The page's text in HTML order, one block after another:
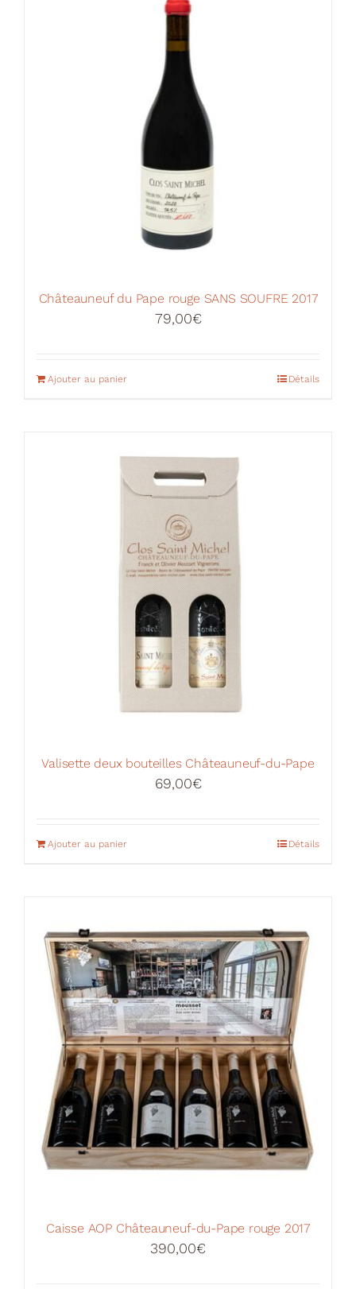
Châteauneuf du Pape rouge SANS SOUFRE 2017
79,00€
Ajouter au panier Détails
Valisette deux bouteilles Châteauneuf-du-Pape
69,00€
Ajouter au panier Détails
Caisse AOP Châteauneuf-du-Pape rouge 2017
390,00€